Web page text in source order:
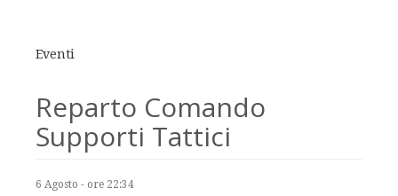
Eventi
Reparto Comando
Supporti Tattici
6 Agosto - ore 22:34